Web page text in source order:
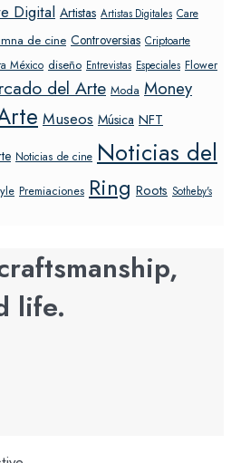
Digital Artistas Artistas Digitales Care
de cine Controversias Criptoarte
México diseño Entrevistas Especiales Flower
del Arte Moda Money
Museos Música NFT
Noticias de cine Noticias del
Premiaciones Ring Roots Sotheby's
life.